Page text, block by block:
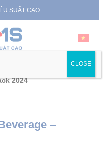
SUẤT CAO
Triển
2024
–
CLOSE